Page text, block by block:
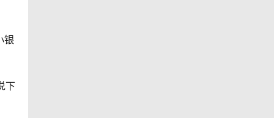
银
下